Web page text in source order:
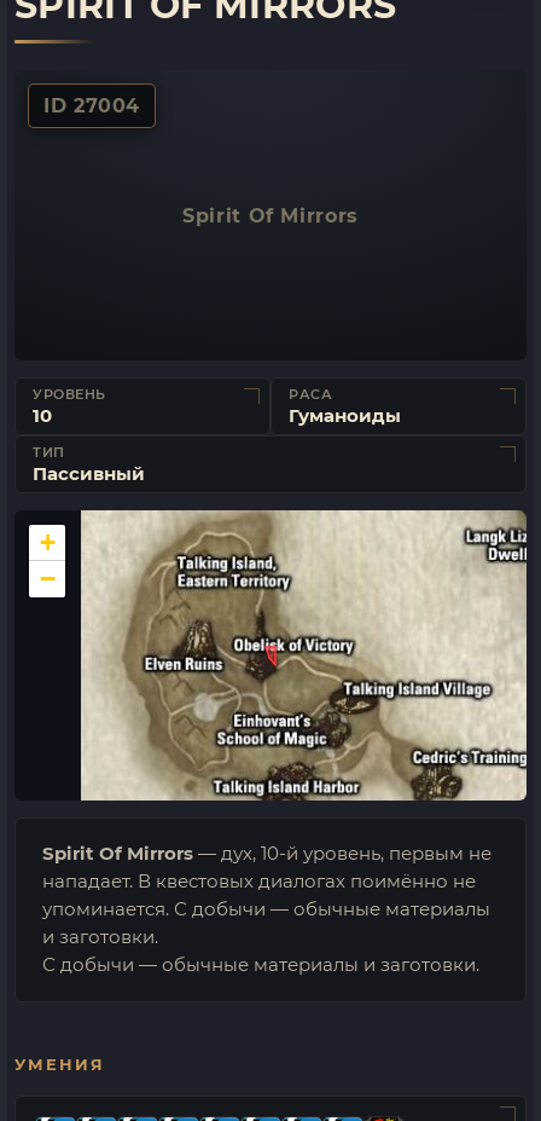
ID 27004
Spirit Of Mirrors
УРОВЕНЬ
10
РАСА
Гуманоиды
ТИП
Пассивный
+
−
Spirit Of Mirrors — дух, 10-й уровень, первым не
нападает. В квестовых диалогах поимённо не
упоминается. С добычи — обычные материалы
и заготовки.
С добычи — обычные материалы и заготовки.
УМЕНИЯ